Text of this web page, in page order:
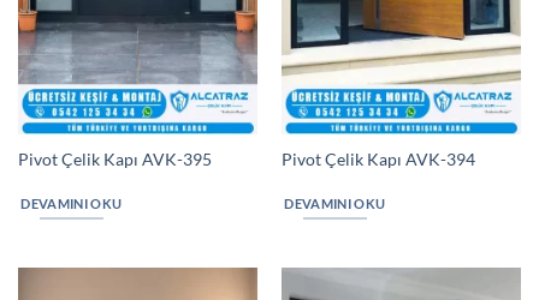
Pivot Çelik Kapı AVK-395
DEVAMINI OKU
Pivot Çelik Kapı AVK-394
DEVAMINI OKU